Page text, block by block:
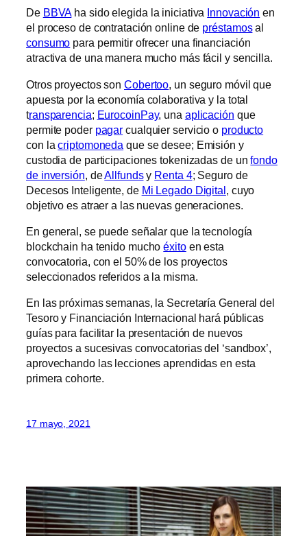
De BBVAha sido elegida la iniciativa Innovación en
el proceso de contratación online de préstamosal
consumo para permitir ofrecer una financiación
atractiva de una manera mucho más fácil y sencilla.
Otros proyectos son Cobertoo, un seguro móvil que
apuesta por la economía colaborativa y la total
transparencia; EurocoinPay, una aplicación que
permite poder pagar cualquier servicio o producto
con lacriptomoneda que se desee; Emisión y
custodia de participaciones tokenizadas de unfondo
de inversión, deAllfundsy Renta 4; Seguro de
Decesos Inteligente, de Mi Legado Digital, cuyo
objetivo es atraer a las nuevas generaciones.
En general, se puede señalar que la tecnología
blockchain ha tenido muchoéxitoen esta
convocatoria, con el 50% de los proyectos
seleccionados referidos a la misma.
En las próximas semanas, la Secretaría General del
Tesoro y Financiación Internacional hará públicas
guías para facilitar la presentación de nuevos
proyectos a sucesivas convocatorias del ‘sandbox’,
aprovechando las lecciones aprendidas en esta
primera cohorte.
17 mayo, 2021